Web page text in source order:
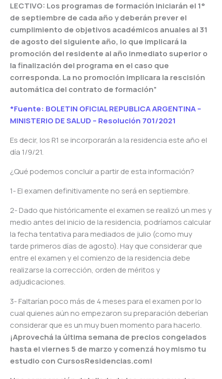
LECTIVO: Los programas de formación iniciarán el 1°
de septiembre de cada año y deberán prever el
cumplimiento de objetivos académicos anuales al 31
de agosto del siguiente año, lo que implicará la
promoción del residente al año inmediato superior o
la finalización del programa en el caso que
corresponda. La no promoción implicara la rescisión
automática del contrato de formación”
*Fuente: BOLETIN OFICIAL REPUBLICA ARGENTINA –
MINISTERIO DE SALUD – Resolución 701/2021
Es decir, los R1 se incorporarán a la residencia este año el
día 1/9/21.
¿Qué podemos concluir a partir de esta información?
1- El examen definitivamente no será en septiembre.
2- Dado que históricamente el examen se realizó un mes y
medio antes del inicio de la residencia, podríamos calcular
la fecha tentativa para mediados de julio (como muy
tarde primeros días de agosto). Hay que considerar que
entre el examen y el comienzo de la residencia debe
realizarse la corrección, orden de méritos y
adjudicaciones.
3- Faltarían poco más de 4 meses para el examen por lo
cual quienes aún no empezaron su preparación deberían
considerar que es un muy buen momento para hacerlo.
¡Aprovechá la última semana de precios congelados
hasta el viernes 5 de marzo y comenzá hoy mismo tu
estudio con CursosResidencias.com!